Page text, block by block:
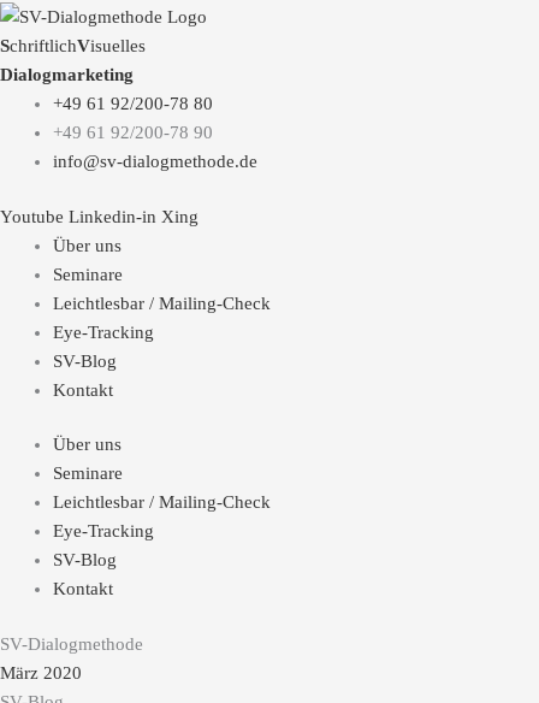
SchriftlichVisuelles
Dialogmarketing
+49 61 92/200-78 80
+49 61 92/200-78 90
info@sv-dialogmethode.de
Youtube Linkedin-in Xing
Über uns
Seminare
Leichtlesbar / Mailing-Check
Eye-Tracking
SV-Blog
Kontakt
Über uns
Seminare
Leichtlesbar / Mailing-Check
Eye-Tracking
SV-Blog
Kontakt
SV-Dialogmethode
März 2020